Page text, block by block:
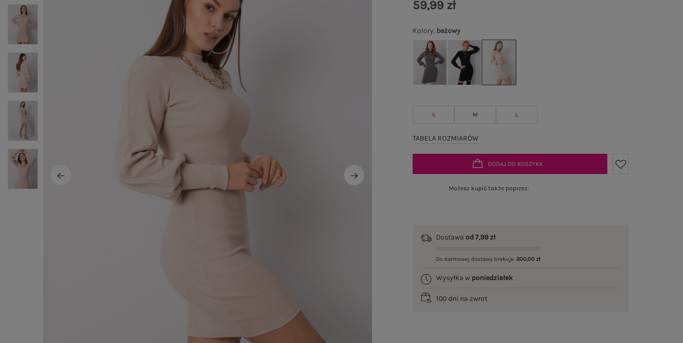
Kolory: beżowy
S M L
TABELA ROZMIARÓW
59,99 zł
DODAJ DO KOSZYKA
Możesz kupić także poprzez:
Dostawaod 7,99 zł
Do darmowej dostawy brakuje 200,00 zł
Wysyłka w poniedziałek
100 dni na zwrot